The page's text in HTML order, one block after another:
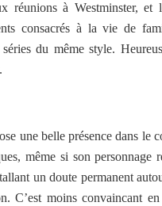
réunions à Westminster, et
consacrés à la vie de
séries du même style.
une belle présence dans le
même si son personnage
un doute permanent
C’est moins convaincant